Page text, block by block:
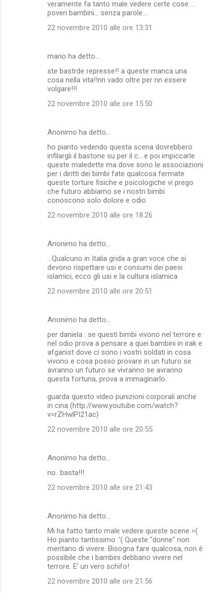
veramente fa tanto male vedere certe cose....
poveri bambini... senza parole....
22 novembre 2010 alle ore 13:31
mario ha detto…
ste bastrde represse!! a queste manca una
cosa nella vita!!nn vado oltre per nn essere
volgare!!!
22 novembre 2010 alle ore 15:50
Anonimo ha detto…
ho pianto vedendo questa scena dovrebbero
infilargli il bastone su per il c....e poi impiccarle
queste maledette ma dove sono le associazioni
per i diritti dei bimbi fate qualcosa fermate
queste torture fisiche e psicologiche vi prego
che futuro abbiamo se i nostri bimbi
conoscono solo dolore e odio
22 novembre 2010 alle ore 18:26
Anonimo ha detto…
...Qualcuno in Italia grida a gran voce che si
devono rispettare usi e consumi dei paesi
islamici, ecco gli usi e la cultura islamica
22 novembre 2010 alle ore 20:51
Anonimo ha detto…
per daniela : se questi bimbi vivono nel terrore e
nel odio prova a pensare a quei bambini in irak e
afganist dove ci sono i vostri soldati in cosa
vivono e cosa posso provare in un futuro se
avranno un futuro se vivranno se avranno
questa fortuna, prova a immaginarlo.
guarda questo video punizioni corporali anche
in cina (http://www.youtube.com/watch?
v=rZHwlPI21ac)
22 novembre 2010 alle ore 20:55
Anonimo ha detto…
no...basta!!!
22 novembre 2010 alle ore 21:43
Anonimo ha detto…
Mi ha fatto tanto male vedere queste scene =(
Ho pianto tantissimo :'( Queste "donne" non
meritano di vivere. Bisogna fare qualcosa, non è
possibile che i bambini debbano vivere nel
terrore. E' un vero schifo!
22 novembre 2010 alle ore 21:56